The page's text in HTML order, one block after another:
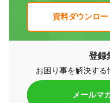
資料ダウンロ
登録
お困り事を解決す
メールマ